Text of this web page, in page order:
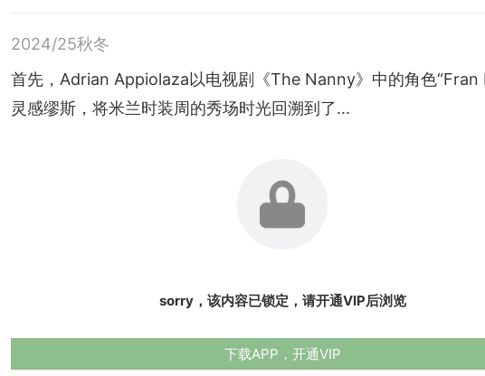
2024/25秋冬
首先，Adrian Appiolaza以电视剧《The Nanny》中的角色“Fran
灵感缪斯，将米兰时装周的秀场时光回溯到了...
sorry，该内容已锁定，请开通VIP后浏览
下载APP，开通VIP